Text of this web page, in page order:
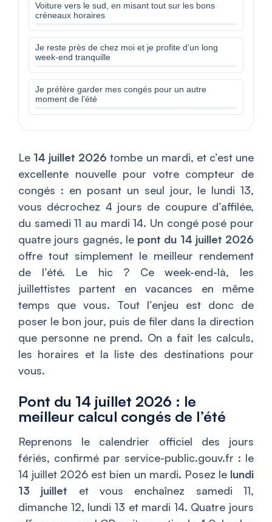
Voiture vers le sud, en misant tout sur les bons
créneaux horaires
Je reste près de chez moi et je profite d’un long
week-end tranquille
Je préfère garder mes congés pour un autre
moment de l’été
Le 14 juillet 2026 tombe un mardi, et c’est une
excellente nouvelle pour votre compteur de
congés : en posant un seul jour, le lundi 13,
vous décrochez 4 jours de coupure d’affilée,
du samedi 11 au mardi 14. Un congé posé pour
quatre jours gagnés, le pont du 14 juillet 2026
offre tout simplement le meilleur rendement
de l’été. Le hic ? Ce week-end-là, les
juillettistes partent en vacances en même
temps que vous. Tout l’enjeu est donc de
poser le bon jour, puis de filer dans la direction
que personne ne prend. On a fait les calculs,
les horaires et la liste des destinations pour
vous.
Pont du 14 juillet 2026 : le
meilleur calcul congés de l’été
Reprenons le calendrier officiel des jours
fériés, confirmé par service-public.gouv.fr : le
14 juillet 2026 est bien un mardi. Posez le lundi
13 juillet et vous enchaînez samedi 11,
dimanche 12, lundi 13 et mardi 14. Quatre jours